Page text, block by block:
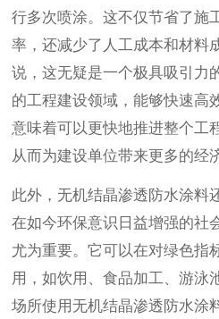
行多次喷涂。这不仅节省了施
率，还减少了人工成本和材料
说，这无疑是一个极具吸引力
的工程建设领域，能够快速高
意味着可以更快地推进整个工
从而为建设单位带来更多的经
此外，无机结晶渗透防水涂料
在如今环保意识日益增强的社
尤为重要。它可以在对绿色指
用，如饮用、食品加工、游泳
场所使用无机结晶渗透防水涂